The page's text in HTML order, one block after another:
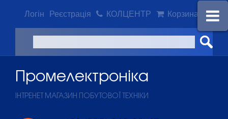
Логін Реєстрація КОЛЦЕНТР Корзина
Промeлектроніка
ІНТРЕНЕТ МАГАЗИН ПОБУТОВОЇ ТЕХНІКИ